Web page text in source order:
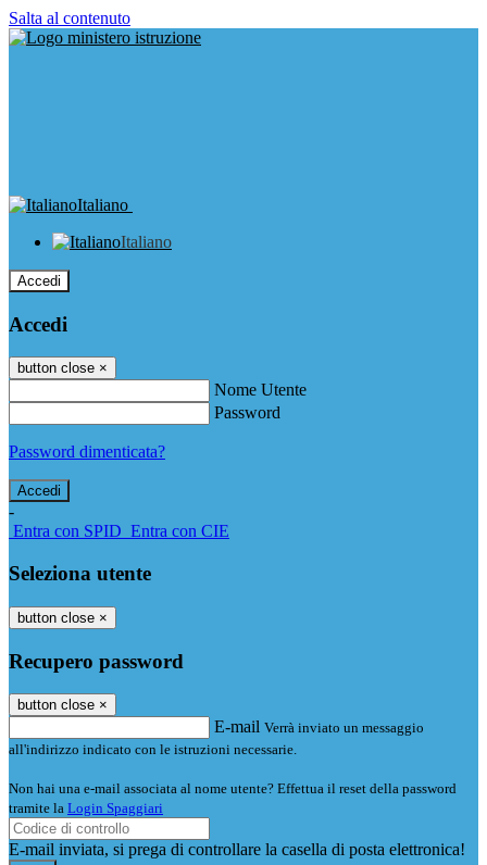
Salta al contenuto
Italiano
Italiano
Accedi
Accedi
button close ×
Nome Utente
Password
Password dimenticata?
-
Entra con SPID Entra con CIE
Seleziona utente
button close ×
Recupero password
button close ×
E-mail Verrà inviato un messaggio
all'indirizzo indicato con le istruzioni necessarie.
Non hai una e-mail associata al nome utente? Effettua il reset della password
tramite la Login Spaggiari
E-mail inviata, si prega di controllare la casella di posta elettronica!